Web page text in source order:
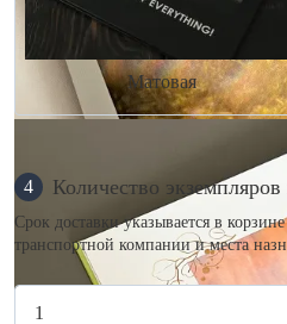
Матовая
4 Количество
Срок доставки указывается в
транспортной компании и места